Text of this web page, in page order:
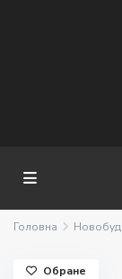
Головна
Обране